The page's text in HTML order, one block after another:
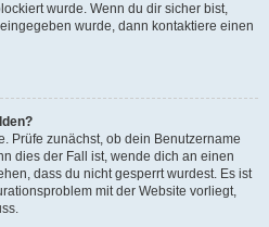
wurde. Wenn du dir sicher bist,
wurde, dann kontaktiere einen
Prüfe zunächst, ob dein Benutzername
dies der Fall ist, wende dich an einen
dass du nicht gesperrt wurdest. Es ist
mit der Website vorliegt,